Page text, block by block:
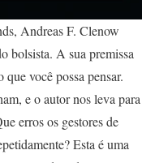
Andreas F. Clenow
bolsista. A sua premissa
você possa pensar.
e o autor nos leva para
erros os gestores de
Esta é uma